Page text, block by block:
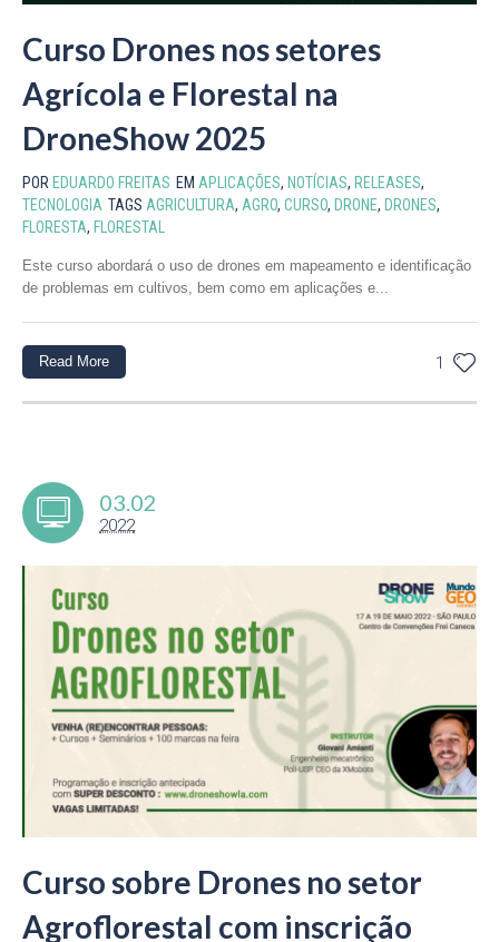
Curso Drones nos setores
Agrícola e Florestal na
DroneShow 2025
POR EDUARDO FREITAS EM APLICAÇÕES, NOTÍCIAS, RELEASES,
TECNOLOGIA TAGS AGRICULTURA, AGRO, CURSO, DRONE, DRONES,
FLORESTA, FLORESTAL
Este curso abordará o uso de drones em mapeamento e identificação
de problemas em cultivos, bem como em aplicações e...
1
Read More
03.02
2022
Curso sobre Drones no setor
Agroflorestal com inscrição